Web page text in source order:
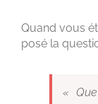
Quand vous
posé la
«